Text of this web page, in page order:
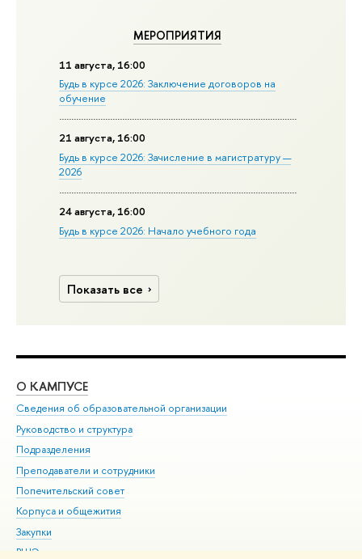
МЕРОПРИЯТИЯ
11 августа, 16:00
Будь в курсе 2026: Заключение договоров на
обучение
21 августа, 16:00
Будь в курсе 2026: Зачисление в магистратуру —
2026
24 августа, 16:00
Будь в курсе 2026: Начало учебного года
Показать все
О КАМПУСЕ
Сведения об образовательной организации
Руководство и структура
Подразделения
Преподаватели и сотрудники
Попечительский совет
Корпуса и общежития
Закупки
ВШЭ для студентов с ограниченными возможностями